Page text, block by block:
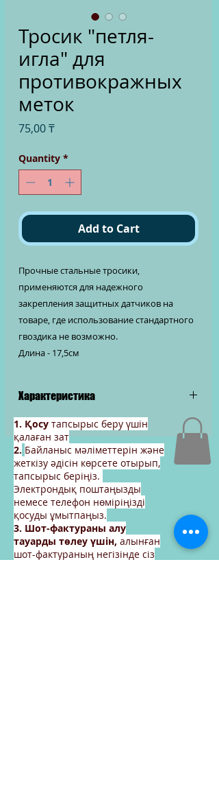
Тросик "петля-
игла" для
противокражных
меток
75,00 ₸Price
Quantity *
Add to Cart
Прочные стальные тросики,
применяются для надежного
закрепления защитных датчиков на
товаре, где использование стандартного
гвоздика не возможно.
Длина - 17,5см
Характеристика
Тросик стальной «петля - игла» (173
мм) цвет черный
1. Қосу тапсырыс беру үшін
қалаған зат
2. Байланыс мәліметтерін және
жеткізу әдісін көрсете отырып,
тапсырыс беріңіз.
Электрондық поштаңызды
немесе телефон нөміріңізді
қосуды ұмытпаңыз.
3. Шот-фактураны алу
тауарды төлеу үшін, алынған
шот-фактураның негізінде сіз